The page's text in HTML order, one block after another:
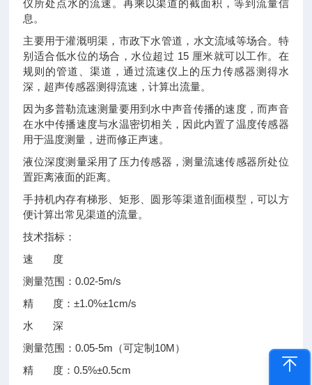
仪所处点水的流速。再乘以渠道的截面积，等到流量信
息。
主要用于灌溉明渠，市政下水管道，水文流域等场合。特
别适合低水位的场合，水位超过 15 厘米就可以工作。在
规则的管道、渠道，通过流速仪上的压力传感器测得水
深，超声传感器测得流速，计算出流量。
因为多普勒流速测量要用到水中声音传播的速度，而声音
在水中传播速度与水温密切相关，因此内置了温度传感器
用于温度测量，进而修正声速。
液位深度测量采用了压力传感器，测量流速传感器所处位
置距离液面的距离。
手持机内存有梯形、矩形、圆形等渠道剖面模型，可以方
便计算出常见渠道的流量。
技术指标：
速 度
测量范围：0.02-5m/s
精 度：±1.0%±1cm/s
水 深
测量范围：0.05-5m（可定制10M）
精 度：0.5%±0.5cm